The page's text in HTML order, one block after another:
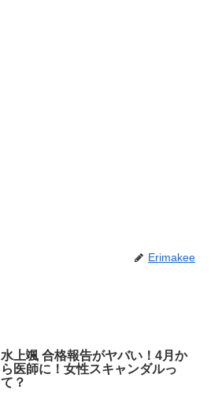
Erimakee
水上颯 合格報告がヤバい！4月か
ら医師に！女性スキャンダルっ
て？